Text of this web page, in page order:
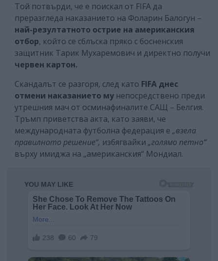
Той потвърди, че е поискал от FIFA да
преразгледа наказанието на Фоларин Балогун –
най-резултатното острие на американския
отбор, който се сблъска пряко с босненския
защитник Тарик Мухаремович и директно получи
червен картон.
Скандалът се разгоря, след като FIFA днес
отмени наказанието му непосредствено преди
утрешния мач от осминафиналите САЩ – Белгия.
Тръмп приветства акта, като заяви, че
международната футболна федерация е „взела
правилното решение“, избягвайки „голямо петно“
върху имиджа на „американския“ Мондиал.